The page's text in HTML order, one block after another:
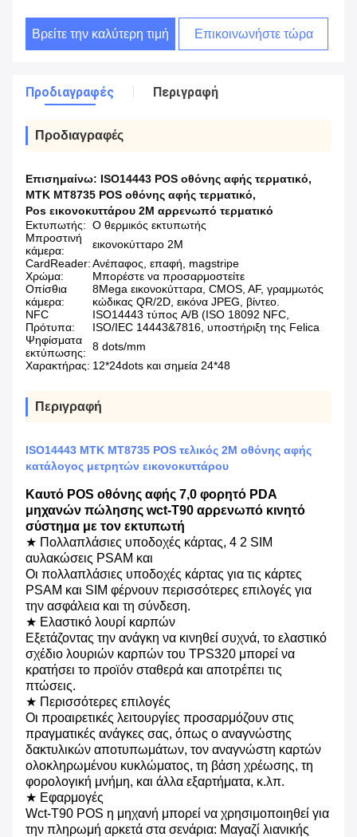
Βρείτε την καλύτερη τιμή Επικοινωνήστε τώρα
Προδιαγραφές Περιγραφή
Προδιαγραφές
Επισημαίνω: ISO14443 POS οθόνης αφής τερματικό,
MTK MT8735 POS οθόνης αφής τερματικό,
Pos εικονοκυττάρου 2M αρρενωπό τερματικό
Εκτυπωτής: Ο θερμικός εκτυπωτής
Μπροστινή
κάμερα:
εικονοκύτταρο 2M
CardReader:Ανέπαφος, επαφή, magstripe
Χρώμα:
Μπορέστε να προσαρμοστείτε
Οπίσθια
κάμερα:
8Mega εικονοκύτταρα, CMOS, AF, γραμμωτός
κώδικας QR/2D, εικόνα JPEG, βίντεο.
NFC
Πρότυπα:
ISO14443 τύπος A/B (ISO 18092 NFC,
ISO/IEC 14443&7816, υποστήριξη της Felica
Ψηφίσματα
εκτύπωσης: 8 dots/mm
Χαρακτήρας: 12*24dots και σημεία 24*48
Περιγραφή
ISO14443 MTK MT8735 POS τελικός 2M οθόνης αφής
κατάλογος μετρητών εικονοκυττάρου
Καυτό POS οθόνης αφής 7,0 φορητό PDA
μηχανών πώλησης wct-T90 αρρενωπό κινητό
σύστημα με τον εκτυπωτή
★ Πολλαπλάσιες υποδοχές κάρτας, 4 2 SIM
αυλακώσεις PSAM και
Οι πολλαπλάσιες υποδοχές κάρτας για τις κάρτες
PSAM και SIM φέρνουν περισσότερες επιλογές για
την ασφάλεια και τη σύνδεση.
★ Ελαστικό λουρί καρπών
Εξετάζοντας την ανάγκη να κινηθεί συχνά, το ελαστικό
σχέδιο λουριών καρπών του TPS320 μπορεί να
κρατήσει το προϊόν σταθερά και αποτρέπει τις
πτώσεις.
★ Περισσότερες επιλογές
Οι προαιρετικές λειτουργίες προσαρμόζουν στις
πραγματικές ανάγκες σας, όπως ο αναγνώστης
δακτυλικών αποτυπωμάτων, τον αναγνώστη καρτών
ολοκληρωμένου κυκλώματος, τη βάση χρέωσης, τη
φορολογική μνήμη, και άλλα εξαρτήματα, κ.λπ.
★ Εφαρμογές
Wct-T90 POS η μηχανή μπορεί να χρησιμοποιηθεί για
την πληρωμή αρκετά στα σενάρια: Μαγαζί λιανικής